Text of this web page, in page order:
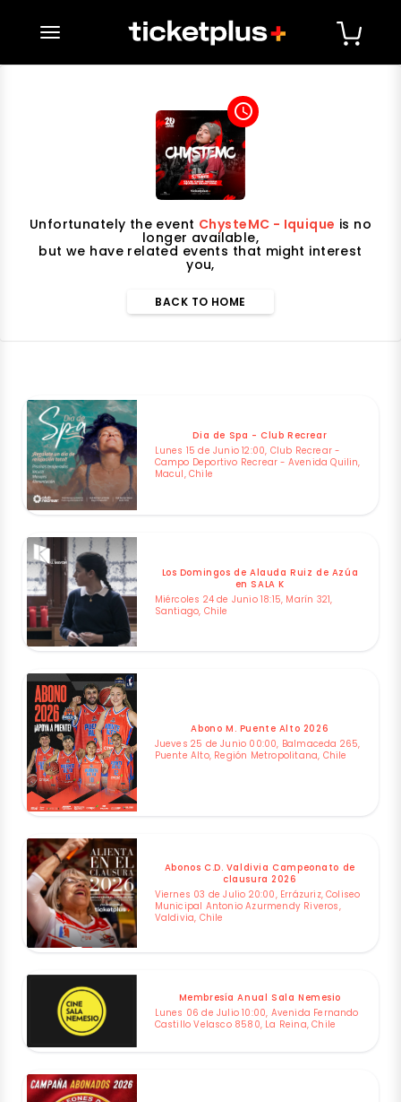
desplegar navegación
access_time
Unfortunately the event ChysteMC - Iquique is no
longer available,
but we have related events that might interest
you,
BACK TO HOME
Dia de Spa - Club Recrear
Lunes 15 de Junio 12:00, Club Recrear -
Campo Deportivo Recrear - Avenida Quilin,
Macul, Chile
Los Domingos de Alauda Ruiz de Azúa
en SALA K
Miércoles 24 de Junio 18:15, Marín 321,
Santiago, Chile
Abono M. Puente Alto 2026
Jueves 25 de Junio 00:00, Balmaceda 265,
Puente Alto, Región Metropolitana, Chile
Abonos C.D. Valdivia Campeonato de
clausura 2026
Viernes 03 de Julio 20:00, Errázuriz, Coliseo
Municipal Antonio Azurmendy Riveros,
Valdivia, Chile
Membresía Anual Sala Nemesio
Lunes 06 de Julio 10:00, Avenida Fernando
Castillo Velasco 8580, La Reina, Chile